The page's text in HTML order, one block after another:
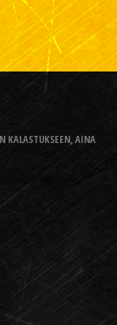
KALASTUKSEEN, AINA